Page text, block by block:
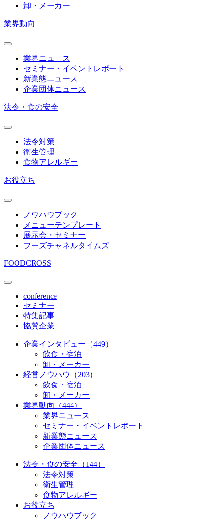
卸・メーカー
業界動向
業界ニュース
セミナー・イベントレポート
新業態ニュース
企業団体ニュース
法令・食の安全
法令対策
衛生管理
食物アレルギー
お役立ち
ノウハウブック
メニューテンプレート
展示会・セミナー
フーズチャネルタイムズ
FOODCROSS
conference
セミナー
特集記事
協賛企業
企業インタビュー（449）
飲食・宿泊
卸・メーカー
経営ノウハウ（203）
飲食・宿泊
卸・メーカー
業界動向（444）
業界ニュース
セミナー・イベントレポート
新業態ニュース
企業団体ニュース
法令・食の安全（144）
法令対策
衛生管理
食物アレルギー
お役立ち
ノウハウブック